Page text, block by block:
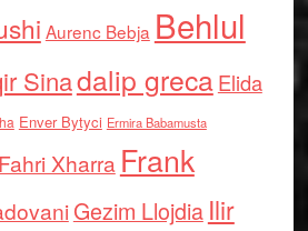
Aurenc Bebja Behlul
Sinadalip grecaElida
Enver Bytyci Ermira Babamusta
Fahri Xharra Frank
Gezim Llojdia Ilir